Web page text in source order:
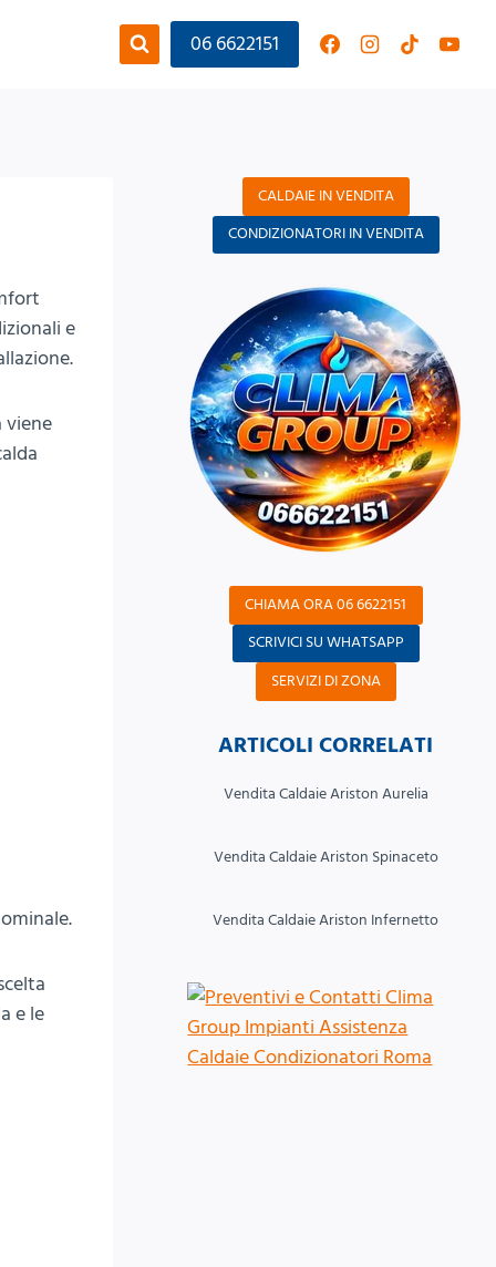
06 6622151
e
viene
e le
CALDAIE IN VENDITA
CONDIZIONATORI IN VENDITA
CHIAMA ORA 06 6622151
SCRIVICI SU WHATSAPP
SERVIZI DI ZONA
ARTICOLI CORRELATI
Vendita Caldaie Ariston Aurelia
Vendita Caldaie Ariston Spinaceto
Vendita Caldaie Ariston Infernetto